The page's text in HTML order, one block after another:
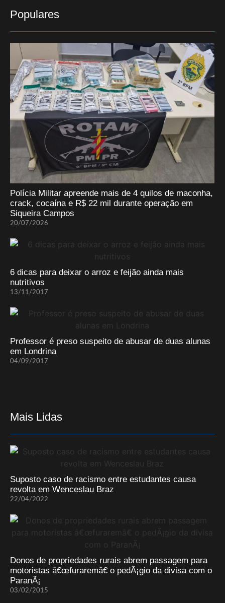
Populares
Polícia Militar apreende mais de 4 quilos de maconha,
crack, cocaína e R$ 22 mil durante operação em
Siqueira Campos
20/07/2026
6 dicas para deixar o arroz e feijão ainda mais
nutritivos
13/11/2017
Professor é preso suspeito de abusar de duas alunas
em Londrina
04/09/2017
Mais Lidas
Suposto caso de racismo entre estudantes causa
revolta em Wenceslau Braz
22/04/2022
Donos de propriedades rurais abrem passagem para
motoristas â€œfuraremâ€ o pedÃ¡gio da divisa com o
ParanÃ¡
03/02/2015